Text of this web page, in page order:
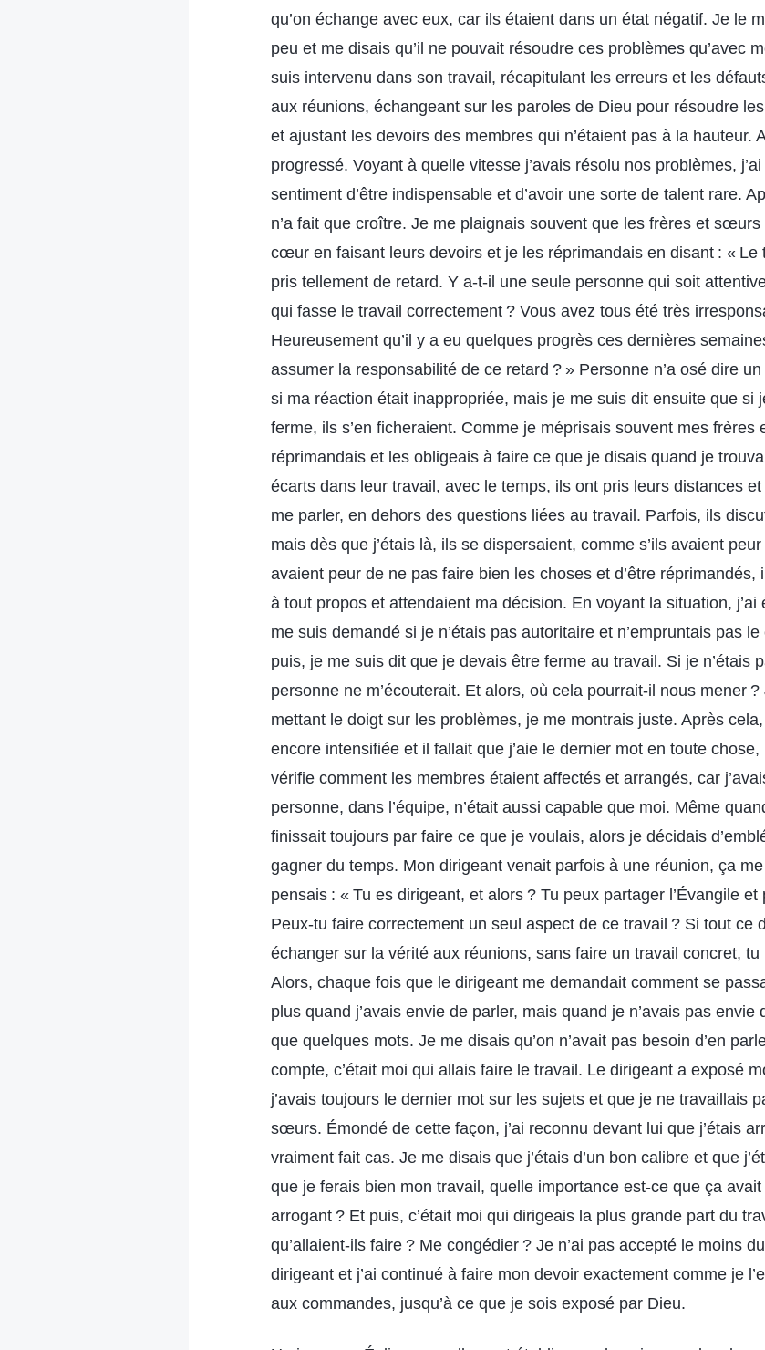
qu’on échange avec eux, car ils étaient dans un état négatif. Je le
peu et me disais qu’il ne pouvait résoudre ces problèmes qu’avec
suis intervenu dans son travail, récapitulant les erreurs et les
aux réunions, échangeant sur les paroles de Dieu pour résoudre
et ajustant les devoirs des membres qui n’étaient pas à la hauteur.
progressé. Voyant à quelle vitesse j’avais résolu nos problèmes,
sentiment d’être indispensable et d’avoir une sorte de talent rare.
n’a fait que croître. Je me plaignais souvent que les frères et sœurs
cœur en faisant leurs devoirs et je les réprimandais en disant : « Le
pris tellement de retard. Y a-t-il une seule personne qui soit
qui fasse le travail correctement ? Vous avez tous été très
Heureusement qu’il y a eu quelques progrès ces dernières
assumer la responsabilité de ce retard ? » Personne n’a osé dire
si ma réaction était inappropriée, mais je me suis dit ensuite que si
ferme, ils s’en ficheraient. Comme je méprisais souvent mes
réprimandais et les obligeais à faire ce que je disais quand je
écarts dans leur travail, avec le temps, ils ont pris leurs distances
me parler, en dehors des questions liées au travail. Parfois, ils
mais dès que j’étais là, ils se dispersaient, comme s’ils avaient
avaient peur de ne pas faire bien les choses et d’être réprimandés,
à tout propos et attendaient ma décision. En voyant la situation, j’ai
me suis demandé si je n’étais pas autoritaire et n’empruntais pas
puis, je me suis dit que je devais être ferme au travail. Si je n’étais
personne ne m’écouterait. Et alors, où cela pourrait-il nous mener ?
mettant le doigt sur les problèmes, je me montrais juste. Après
encore intensifiée et il fallait que j’aie le dernier mot en toute
vérifie comment les membres étaient affectés et arrangés, car
personne, dans l’équipe, n’était aussi capable que moi. Même
finissait toujours par faire ce que je voulais, alors je décidais
gagner du temps. Mon dirigeant venait parfois à une réunion, ça
pensais : « Tu es dirigeant, et alors ? Tu peux partager l’Évangile
Peux-tu faire correctement un seul aspect de ce travail ? Si tout ce
échanger sur la vérité aux réunions, sans faire un travail concret, tu
Alors, chaque fois que le dirigeant me demandait comment se
plus quand j’avais envie de parler, mais quand je n’avais pas
que quelques mots. Je me disais qu’on n’avait pas besoin d’en
compte, c’était moi qui allais faire le travail. Le dirigeant a exposé
j’avais toujours le dernier mot sur les sujets et que je ne travaillais
sœurs. Émondé de cette façon, j’ai reconnu devant lui que j’étais
vraiment fait cas. Je me disais que j’étais d’un bon calibre et que
que je ferais bien mon travail, quelle importance est-ce que ça
arrogant ? Et puis, c’était moi qui dirigeais la plus grande part du
qu’allaient-ils faire ? Me congédier ? Je n’ai pas accepté le moins
dirigeant et j’ai continué à faire mon devoir exactement comme je
aux commandes, jusqu’à ce que je sois exposé par Dieu.